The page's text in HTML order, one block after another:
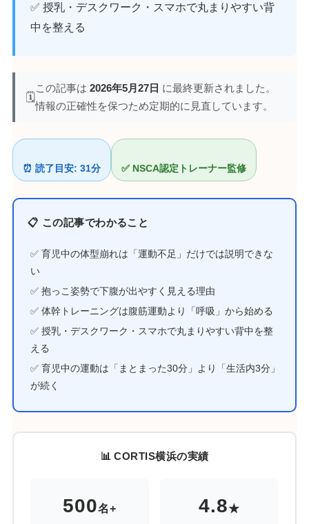
✅ 授乳・デスクワーク・スマホで丸まりやすい背
中を整える
🗓️
この記事は 2026年5月27日 に最終更新されました。
情報の正確性を保つため定期的に見直しています。
⏰ 読了目安: 31分 ✅ NSCA認定トレーナー監修
📋 この記事でわかること
✅ 育児中の体型崩れは「運動不足」だけでは説明できな
い
✅ 抱っこ姿勢で下腹が出やすく見える理由
✅ 体幹トレーニングは腹筋運動より「呼吸」から始める
✅ 授乳・デスクワーク・スマホで丸まりやすい背中を整
える
✅ 育児中の運動は「まとまった30分」より「生活内3分」
が続く
📊 CORTIS横浜の実績
500名+ 4.8★